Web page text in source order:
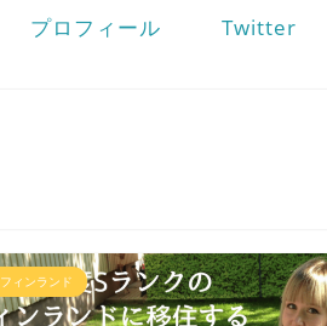
プロフィール Twitter
フィンランド